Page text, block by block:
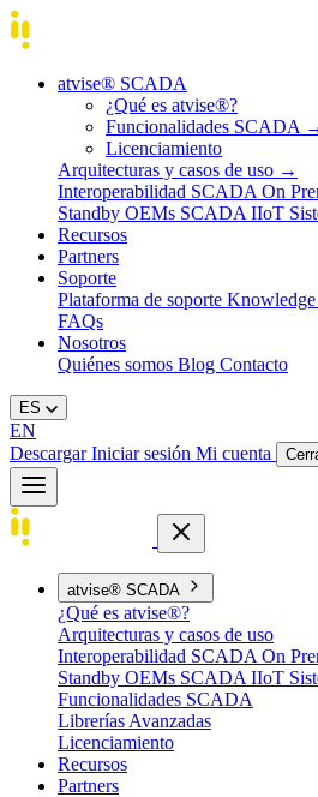
atvise® SCADA
¿Qué es atvise®?
Funcionalidades SCADA
Licenciamiento
Arquitecturas y casos de uso →
Interoperabilidad SCADA On
Standby OEMs SCADA IIoT
Recursos
Partners
Soporte
Plataforma de soporte Knowledge
FAQs
Nosotros
Quiénes somos Blog Contacto
ES
EN
DescargarIniciar sesión Mi cuenta
atvise® SCADA
¿Qué es atvise®?
Arquitecturas y casos de uso
Interoperabilidad SCADA On
Standby OEMs SCADA IIoT
Funcionalidades SCADA
Librerías Avanzadas
Licenciamiento
Recursos
Partners